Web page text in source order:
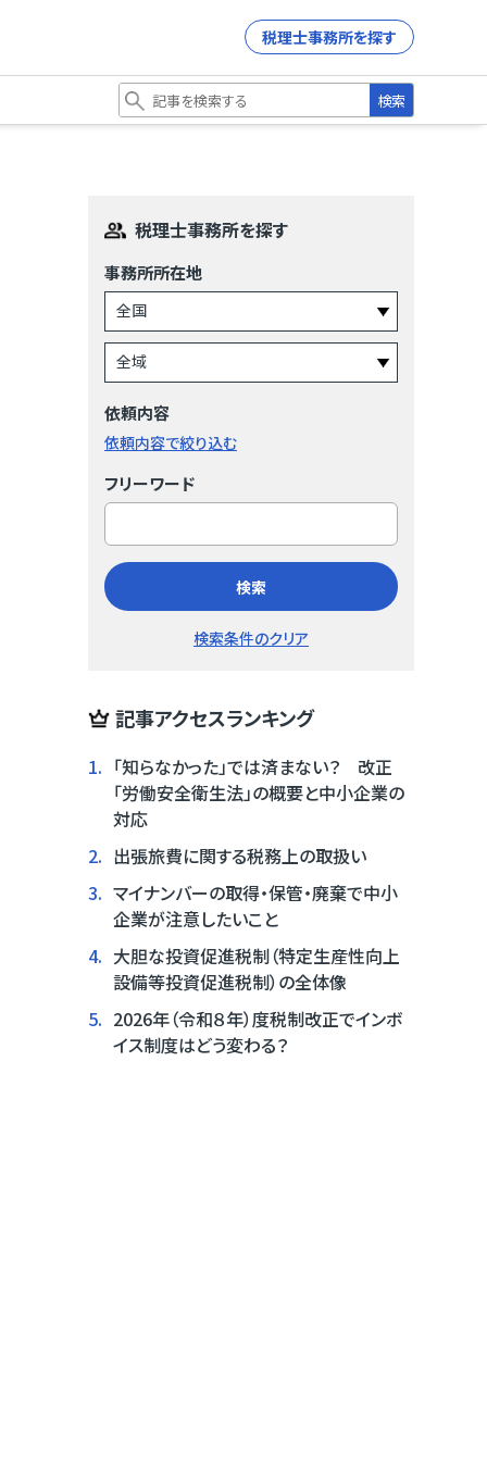
税理士事務所を探す
検索
税理士事務所を探す
事務所所在地
依頼内容
依頼内容で絞り込む
フリーワード
検索
検索条件のクリア
記事アクセスランキング
1. 「知らなかった」では済まない？ 改正
「労働安全衛生法」の概要と中小企業の
対応
2. 出張旅費に関する税務上の取扱い
3. マイナンバーの取得・保管・廃棄で中小
企業が注意したいこと
4. 大胆な投資促進税制（特定生産性向上
設備等投資促進税制）の全体像
5. 2026年（令和８年）度税制改正でインボ
イス制度はどう変わる？